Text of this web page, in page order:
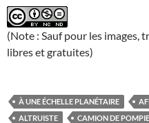
(Note : Sauf pour les images,
libres et gratuites)
À UNE ÉCHELLE PLANÉTAIRE
ALTRUISTE
CAMION DE